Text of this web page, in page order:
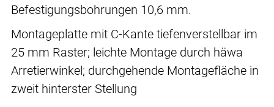
Befestigungsbohrungen 10,6 mm.
Montageplatte mit C-Kante tiefenverstellbar im
25 mm Raster; leichte Montage durch häwa
Arretierwinkel; durchgehende Montagefläche in
zweit hinterster Stellung